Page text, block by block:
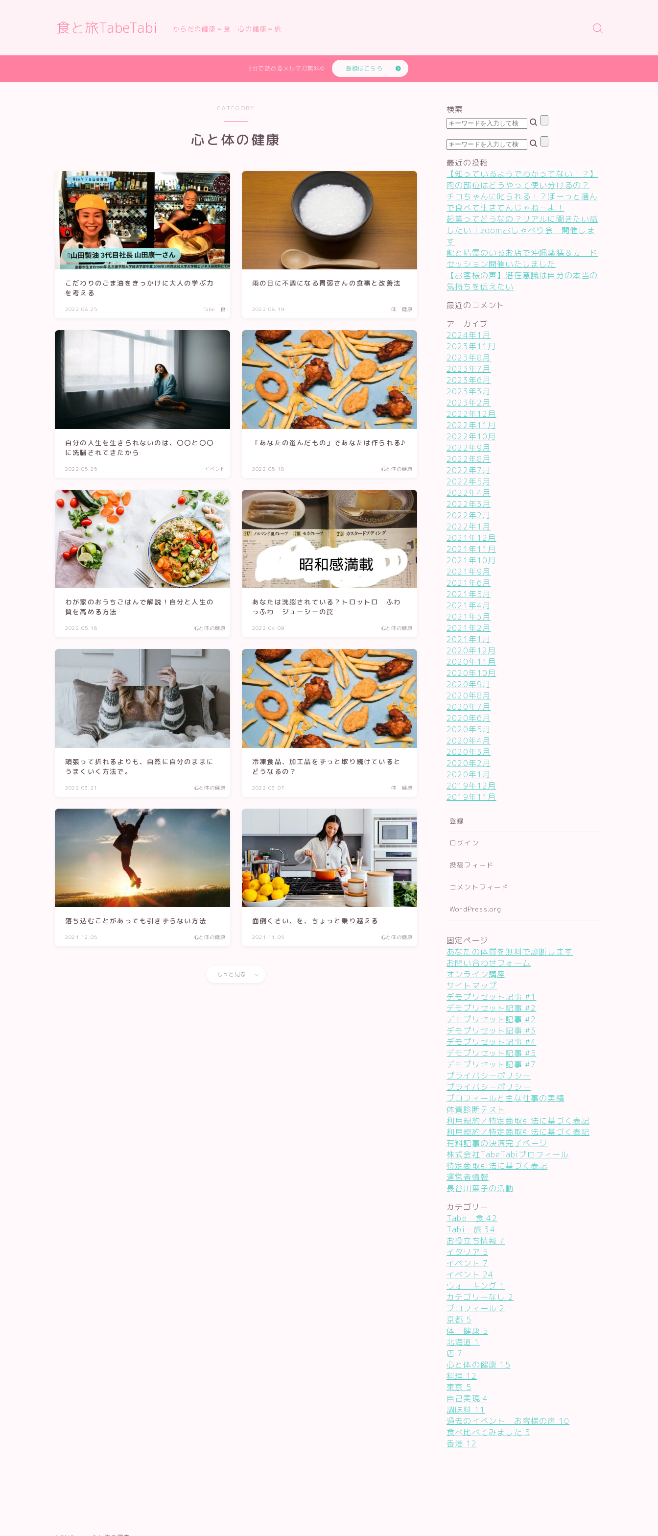
食と旅TabeTabi からだの健康＝食 心の健康＝旅
3分で読めるメルマガ無料⇨ 登録はこちら
CATEGORY
心と体の健康
こだわりのごま油をきっかけに大人の学ぶ力
を考える
2022.08.25 Tabe 食
雨の日に不調になる胃弱さんの食事と改善法
2022.08.19 体 健康
自分の人生を生きられないのは、〇〇と〇〇
に洗脳されてきたから
2022.05.25 イベント
「あなたの選んだもの」であなたは作られる♪
2022.05.18 心と体の健康
わが家のおうちごはんで解説！自分と人生の
質を高める方法
2022.05.16 心と体の健康
あなたは洗脳されている？トロットロ ふわ
っふわ ジューシーの罠
2022.04.09 心と体の健康
頑張って折れるよりも、自然に自分のままに
うまくいく方法で。
2022.03.21 心と体の健康
冷凍食品、加工品をずっと取り続けていると
どうなるの？
2022.03.07 体 健康
落ち込むことがあっても引きずらない方法
2021.12.05 心と体の健康
面倒くさい、を、ちょっと乗り越える
2021.11.05 心と体の健康
もっと見る
検索
最近の投稿
【知っているようでわかってない！？】
肉の部位はどうやって使い分けるの？
チコちゃんに叱られる！？ぼーっと選ん
で食べて生きてんじゃねーよ！
起業ってどうなの？リアルに聞きたい話
したい！zoomおしゃべり会 開催しま
す
龍と精霊のいるお店で沖縄薬膳＆カード
セッション開催いたしました
【お客様の声】潜在意識は自分の本当の
気持ちを伝えたい
最近のコメント
アーカイブ
2024年1月
2023年11月
2023年8月
2023年7月
2023年6月
2023年3月
2023年2月
2022年12月
2022年11月
2022年10月
2022年9月
2022年8月
2022年7月
2022年5月
2022年4月
2022年3月
2022年2月
2022年1月
2021年12月
2021年11月
2021年10月
2021年9月
2021年6月
2021年5月
2021年4月
2021年3月
2021年2月
2021年1月
2020年12月
2020年11月
2020年10月
2020年9月
2020年8月
2020年7月
2020年6月
2020年5月
2020年4月
2020年3月
2020年2月
2020年1月
2019年12月
2019年11月
登録
ログイン
投稿フィード
コメントフィード
WordPress.org
固定ページ
あなたの体質を無料で診断します
お問い合わせフォーム
オンライン講座
サイトマップ
デモプリセット記事 #1
デモプリセット記事 #2
デモプリセット記事 #2
デモプリセット記事 #3
デモプリセット記事 #4
デモプリセット記事 #5
デモプリセット記事 #7
プライバシーポリシー
プライバシーポリシー
プロフィールと主な仕事の実績
体質診断テスト
利用規約／特定商取引法に基づく表記
利用規約／特定商取引法に基づく表記
有料記事の決済完了ページ
株式会社TabeTabiプロフィール
特定商取引法に基づく表記
運営者情報
長谷川葉子の活動
カテゴリー
Tabe 食42
Tabi 旅 34
お役立ち情報 7
イタリア 5
イベント 7
イベント 24
ウォーキング 1
カテゴリーなし 2
プロフィール 2
京都 5
体 健康 5
北海道 1
店 7
心と体の健康 15
料理 12
東京 5
自己実現 4
調味料 11
過去のイベント・お客様の声 10
食べ比べてみました 5
香港 12